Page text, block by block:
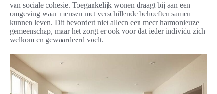
van sociale cohesie. Toegankelijk wonen draagt bij aan een
omgeving waar mensen met verschillende behoeften samen
kunnen leven. Dit bevordert niet alleen een meer harmonieuze
gemeenschap, maar het zorgt er ook voor dat ieder individu zich
welkom en gewaardeerd voelt.